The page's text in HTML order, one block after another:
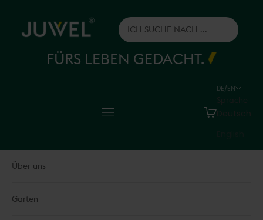
Juwel H.Wüster GmbH
FÜRS LEBEN GEDACHT.
Menü Warenkorb
DE/EN
Über uns
Garten